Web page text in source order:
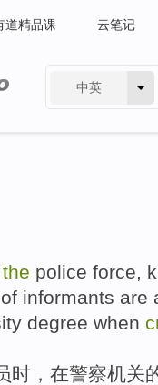
道精品课 云笔记
中英
the police force,
of informants are
degree when
时， 在警察机关